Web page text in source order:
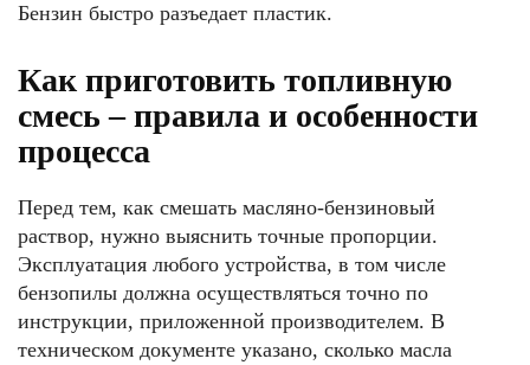
Бензин быстро разъедает пластик.
Как приготовить топливную
смесь – правила и особенности
процесса
Перед тем, как смешать масляно-бензиновый
раствор, нужно выяснить точные пропорции.
Эксплуатация любого устройства, в том числе
бензопилы должна осуществляться точно по
инструкции, приложенной производителем. В
техническом документе указано, сколько масла